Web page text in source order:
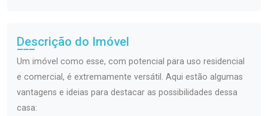
Descrição do Imóvel
Um imóvel como esse, com potencial para uso residencial
e comercial, é extremamente versátil. Aqui estão algumas
vantagens e ideias para destacar as possibilidades dessa
casa: